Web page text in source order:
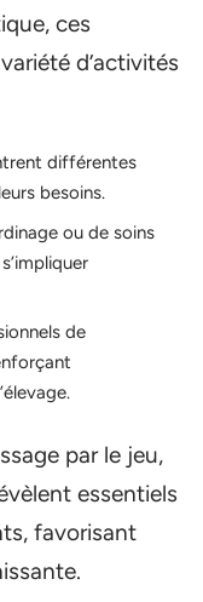
ces
d’activités
différentes
besoins.
ou de soins
de
par le jeu,
essentiels
favorisant